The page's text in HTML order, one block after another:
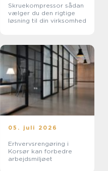
Skruekompressor sådan
vælger du den rigtige
løsning til din virksomhed
05. juli 2026
Erhvervsrengøring i
Korsør kan forbedre
arbejdsmiljøet